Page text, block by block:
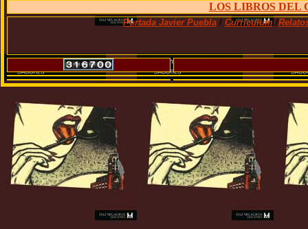
LOS LIBROS DEL
Portada Javier Puebla/ Curriculum/